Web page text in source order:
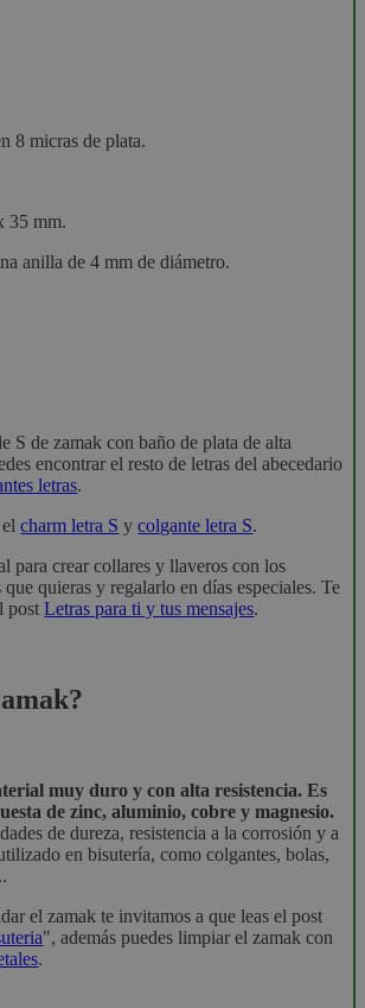
8 micras de plata.
35 mm.
anilla de 4 mm de diámetro.
S de zamak con baño de plata de alta
encontrar el resto de letras del abecedario
letras.
elcharm letra S ycolgante letra S.
para crear collares y llaveros con los
quieras y regalarlo en días especiales. Te
postLetras para ti y tus mensajes.
muy duro y con alta resistencia. Es
de zinc, aluminio, cobre y magnesio.
de dureza, resistencia a la corrosión y a
en bisutería, como colgantes, bolas,
el zamak te invitamos a que leas el post
", además puedes limpiar el zamak con
.